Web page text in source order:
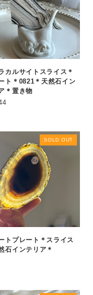
カルサイトスライス＊
ト＊0821＊天然石イン
＊置き物
SOLD OUT
トプレート＊スライス
石インテリア＊